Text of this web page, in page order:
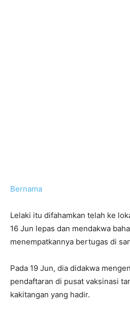
Bernama
Lelaki itu difahamkan telah ke
16 Jun lepas dan mendakwa
menempatkannya bertugas di
Pada 19 Jun, dia didakwa
pendaftaran di pusat vaksinasi
kakitangan yang hadir.